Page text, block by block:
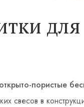
пористые
свесов в